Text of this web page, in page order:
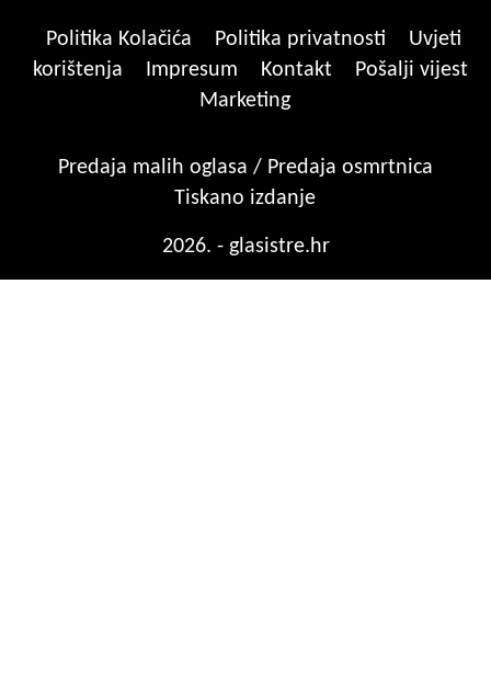
Politika Kolačića Politika privatnosti
Uvjeti
korištenja
Impresum Kontakt
Pošalji vijest
Marketing
Predaja malih oglasa / Predaja osmrtnica
Tiskano izdanje
2026. - glasistre.hr